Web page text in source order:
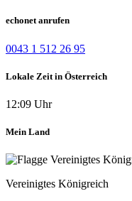
echonet anrufen
0043 1 512 26 95
Lokale Zeit in Österreich
12:09 Uhr
Mein Land
Vereinigtes Königreich